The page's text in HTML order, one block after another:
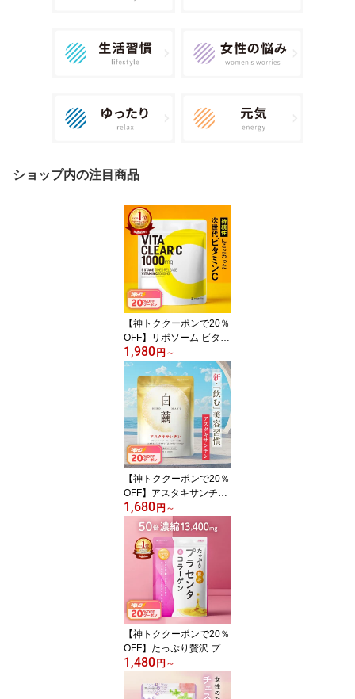
ショップ内の注目商品
【神トククーポンで20％
OFF】リポソーム ビタミ
ンC ビタミンC誘導体 ビ
タクリアC 1ヶ月分 1000
mg サプリ タイムリリー
ス 美容サプリ 美容 健康
リポソームビタミンC サ
プリメント 送料無料 VIT
A CLEAR-C
1,980 円 ～
【神トククーポンで20％
OFF】アスタキサンチン
サプリ 白繭（しろまゆ）
1ヶ月分 飲む 美容サプリ
メント 日焼け止めセット
あり ビタミンC プラセン
タ コラーゲン ヒアルロ
ン酸 国内製造 送料無料
1,680 円 ～
【神トククーポンで20％
OFF】たっぷり贅沢 プラ
センタ ＆ コラーゲン 美
容液 美容 サプリ 豚プラ
センタ コラーゲン エイ
1,480 円 ～